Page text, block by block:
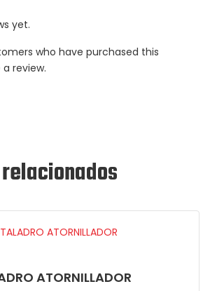
yet.
who have purchased this
review.
ATORNILLADOR